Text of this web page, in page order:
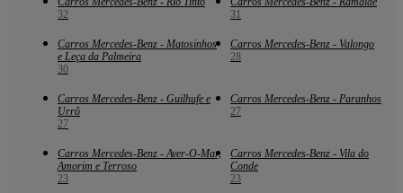
32
31
Carros Mercedes-Benz - Matosinhos
e Leça da Palmeira
30
Carros Mercedes-Benz - Valongo
28
Carros Mercedes-Benz - Guilhufe e
Urrô
27
Carros Mercedes-Benz - Paranhos
27
Carros Mercedes-Benz - Aver-O-Mar,
Amorim e Terroso
23
Carros Mercedes-Benz - Vila do
Conde
23